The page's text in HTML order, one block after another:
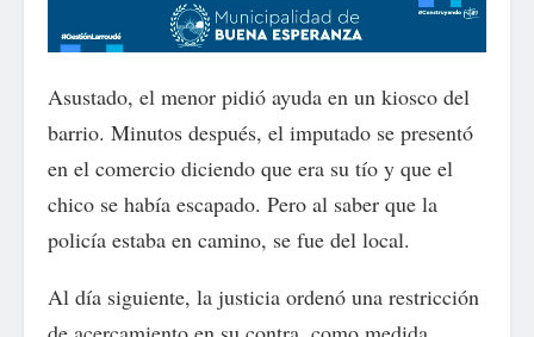
Asustado, el menor pidió ayuda en un kiosco del
barrio. Minutos después, el imputado se presentó
en el comercio diciendo que era su tío y que el
chico se había escapado. Pero al saber que la
policía estaba en camino, se fue del local.
Al día siguiente, la justicia ordenó una restricción